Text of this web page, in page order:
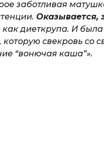
заботливая
Оказывается,
как диеткрупа. И
которую свекровь со
“вонючая каша”».